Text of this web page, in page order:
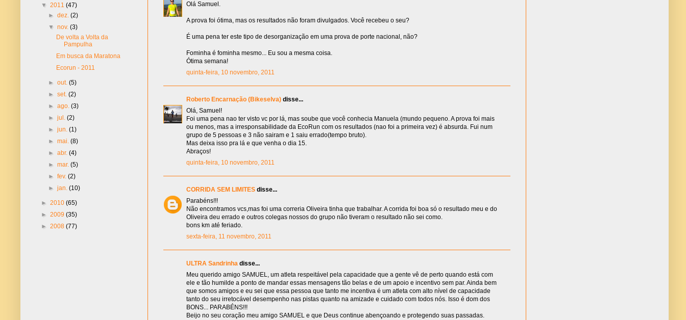
Olá Samuel.
A prova foi ótima, mas os resultados não foram divulgados. Você recebeu o seu?
É uma pena ter este tipo de desorganização em uma prova de porte nacional, não?
Fominha é fominha mesmo... Eu sou a mesma coisa.
Ótima semana!
quinta-feira, 10 novembro, 2011
Roberto Encarnação (Bikeselva) disse...
Olá, Samuel!
Foi uma pena nao ter visto vc por lá, mas soube que você conhecia Manuela (mundo pequeno. A prova foi mais
ou menos, mas a irresponsabilidade da EcoRun com os resultados (nao foi a primeira vez) é absurda. Fui num
grupo de 5 pessoas e 3 não sairam e 1 saiu errado(tempo bruto).
Mas deixa isso pra lá e que venha o dia 15.
Abraços!
quinta-feira, 10 novembro, 2011
CORRIDA SEM LIMITES disse...
Parabéns!!!
Não encontramos vcs,mas foi uma correria Oliveira tinha que trabalhar. A corrida foi boa só o resultado meu e do
Oliveira deu errado e outros colegas nossos do grupo não tiveram o resultado não sei como.
bons km até feriado.
sexta-feira, 11 novembro, 2011
ULTRA Sandrinha disse...
Meu querido amigo SAMUEL, um atleta respeitável pela capacidade que a gente vê de perto quando está com
ele e tão humilde a ponto de mandar essas mensagens tão belas e de um apoio e incentivo sem par. Ainda bem
que somos amigos e eu sei que essa pessoa que tanto me incentiva é um atleta com alto nível de capacidade
tanto do seu irretocável desempenho nas pistas quanto na amizade e cuidado com todos nós. Isso é dom dos
BONS... PARABÉNS!!!
Beijo no seu coração meu amigo SAMUEL e que Deus continue abençoando e protegendo suas passadas.
▼ 2011 (47)
►dez.(2)
▼nov.(3)
De volta a Volta da
Pampulha
Em busca da Maratona
Ecorun - 2011
►out.(5)
►set.(2)
►ago.(3)
►jul.(2)
►jun.(1)
►mai.(8)
►abr.(4)
►mar.(5)
►fev.(2)
►jan.(10)
► 2010 (65)
► 2009 (35)
► 2008 (77)